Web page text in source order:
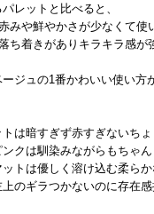
レットと比べると、
みや鮮やかさが少なくて使
ち着きがありキラキラ感が
ージュの1番かわいい使い
は暗すぎず赤すぎないちょ
クは馴染みながらもちゃ
トは優しく溶け込む柔らか
のギラつかないのに存在感